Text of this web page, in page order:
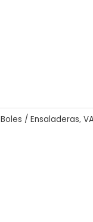
Boles / Ensaladeras,